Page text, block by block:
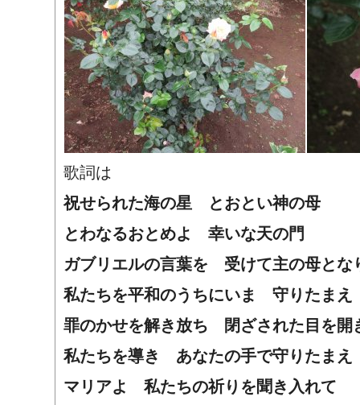
歌詞は
祝せられた海の星 とおとい神の母
とわなるおとめよ 幸いな天の門
ガブリエルの言葉を 受けて主の母と
私たちを平和のうちにいま 守りたまえ
罪のかせを解き放ち 閉ざされた目を
私たちを導き あなたの手で守りたまえ
マリアよ 私たちの祈りを聞き入れて